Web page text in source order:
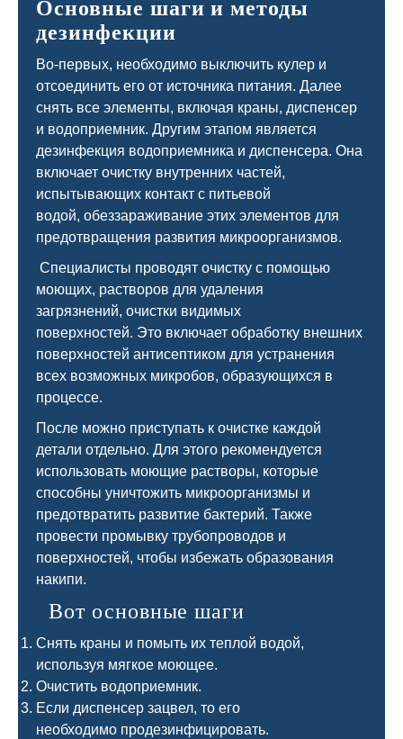
Основные шаги и методы
дезинфекции
Во-первых, необходимо выключить кулер и
отсоединить его от источника питания. Далее
снять все элементы, включая краны, диспенсер
и водоприемник. Другим этапом является
дезинфекция водоприемника и диспенсера. Она
включает очистку внутренних частей,
испытывающих контакт с питьевой
водой, обеззараживание этих элементов для
предотвращения развития микроорганизмов.
Специалисты проводят очистку с помощью
моющих, растворов для удаления
загрязнений, очистки видимых
поверхностей. Это включает обработку внешних
поверхностей антисептиком для устранения
всех возможных микробов, образующихся в
процессе.
После можно приступать к очистке каждой
детали отдельно. Для этого рекомендуется
использовать моющие растворы, которые
способны уничтожить микроорганизмы и
предотвратить развитие бактерий. Также
провести промывку трубопроводов и
поверхностей, чтобы избежать образования
накипи.
Вот основные шаги
Снять краны и помыть их теплой водой,
используя мягкое моющее.
Очистить водоприемник.
Если диспенсер зацвел, то его
необходимо продезинфицировать.